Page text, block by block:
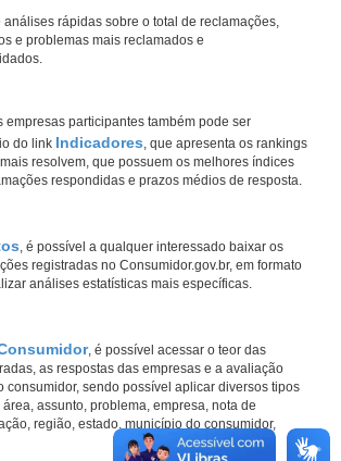
análises rápidas sobre o total de reclamações,
e problemas mais reclamados e
empresas participantes também pode ser
do link Indicadores, que apresenta os rankings
resolvem, que possuem os melhores índices
respondidas e prazos médios de resposta.
, é possível a qualquer interessado baixar os
registradas no Consumidor.gov.br, em formato
análises estatísticas mais específicas.
, é possível acessar o teor das
as respostas das empresas e a avaliação
consumidor, sendo possível aplicar diversos tipos
assunto, problema, empresa, nota de
região, estado, município do consumidor,